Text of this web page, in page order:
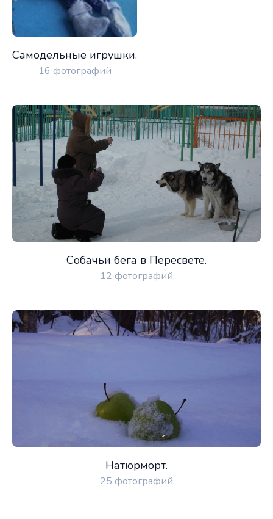
Самодельные игрушки.
16 фотографий
Собачьи бега в Пересвете.
12 фотографий
Натюрморт.
25 фотографий